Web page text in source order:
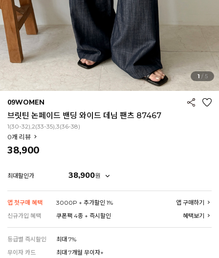
1 / 5
09WOMEN
브릿틴 논페이드 밴딩 와이드 데님 팬츠 87467
1(30-32),2(33-35),3(36-38)
0개 리뷰
38,900
최대할인가 38,900원
앱 첫구매 혜택 3000P + 추가할인 1%
앱 구매하기
신규가입 혜택
쿠폰팩 4종 + 즉시할인 혜택보기
등급별 즉시할인
최대 7%
무이자 카드
최대 7개월 무이자+